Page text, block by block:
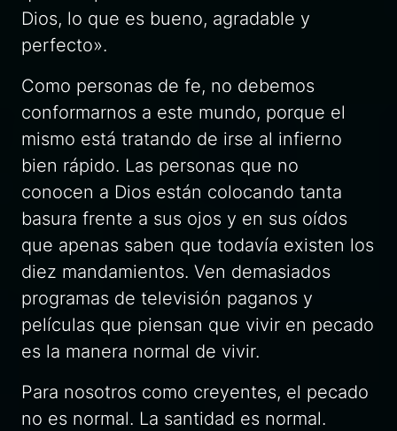
Dios, lo que es bueno, agradable y
perfecto».
Como personas de fe, no debemos
conformarnos a este mundo, porque el
mismo está tratando de irse al infierno
bien rápido. Las personas que no
conocen a Dios están colocando tanta
basura frente a sus ojos y en sus oídos
que apenas saben que todavía existen los
diez mandamientos. Ven demasiados
programas de televisión paganos y
películas que piensan que vivir en pecado
es la manera normal de vivir.
Para nosotros como creyentes, el pecado
no es normal. La santidad es normal.